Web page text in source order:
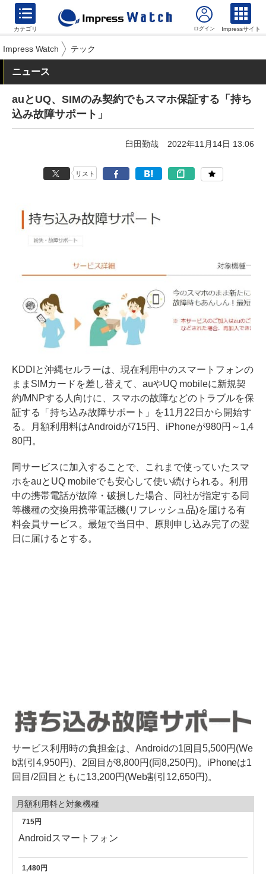
カテゴリ Impressサイト
Impress Watch テック
ニュース
auとUQ、SIMのみ契約でもスマホ保証する「持ち
込み故障サポート」
臼田勤哉 2022年11月14日 13:06
リスト
KDDIと沖縄セルラーは、現在利用中のスマートフォンの
ままSIMカードを差し替えて、auやUQ mobileに新規契
約/MNPする人向けに、スマホの故障などのトラブルを保
証する「持ち込み故障サポート」を11月22日から開始す
る。月額利用料はAndroidが715円、iPhoneが980円～1,4
80円。
同サービスに加入することで、これまで使っていたスマ
ホをauとUQ mobileでも安心して使い続けられる。利用
中の携帯電話が故障・破損した場合、同社が指定する同
等機種の交換用携帯電話機(リフレッシュ品)を届ける有
料会員サービス。最短で当日中、原則申し込み完了の翌
日に届けるとする。
サービス利用時の負担金は、Androidの1回目5,500円(We
b割引4,950円)、2回目が8,800円(同8,250円)。iPhoneは1
回目/2回目ともに13,200円(Web割引12,650円)。
月額利用料と対象機種
715円
Androidスマートフォン
1,480円